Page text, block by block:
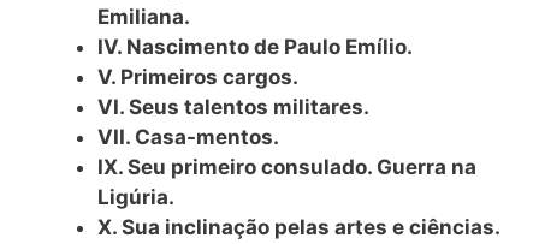
Emiliana.
IV. Nascimento de Paulo Emílio.
V. Primeiros cargos.
VI. Seus talentos militares.
VII. Casa-mentos.
IX. Seu primeiro consulado. Guerra na
Ligúria.
X. Sua inclinação pelas artes e ciências.